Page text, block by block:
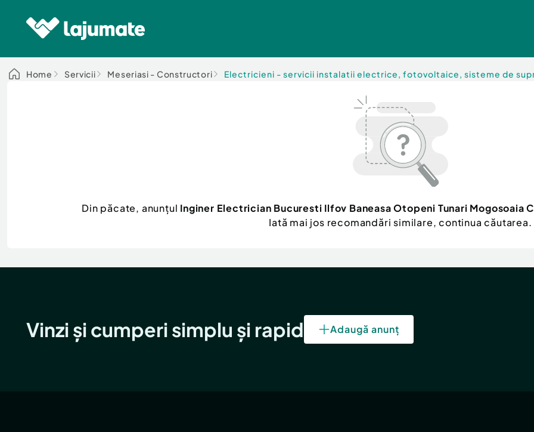
Home Servicii Meseriasi - Constructori Electricieni - servicii instalatii electrice, fotovoltaice, sisteme de
Din păcate, anunțul Inginer Electrician Bucuresti Ilfov Baneasa Otopeni Tunari Mogosoaia
Iată mai jos recomandări similare, continua căutarea.
Vinzi și cumperi simplu și rapid Adaugă anunț